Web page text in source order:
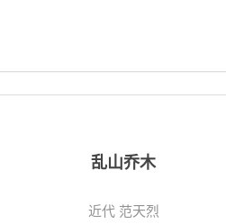
乱山乔木
近代 范天烈